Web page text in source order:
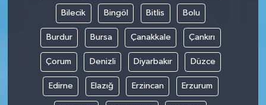
Bilecik Bingöl Bitlis Bolu
Burdur Bursa Çanakkale Çankırı
Çorum Denizli Diyarbakır Düzce
Edirne Elazığ Erzincan Erzurum